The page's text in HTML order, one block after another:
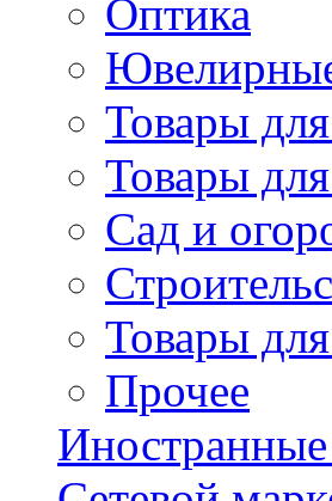
Оптика
Товары
Товары
Сад и
Товары
Прочее